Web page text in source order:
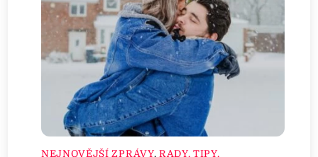
NEJNOVĚJŠÍ ZPRÁVY, RADY, TIPY,